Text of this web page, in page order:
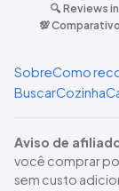
🔍 Reviews
💯
SobreComo
BuscarCozinha
Aviso de
você comprar
sem custo